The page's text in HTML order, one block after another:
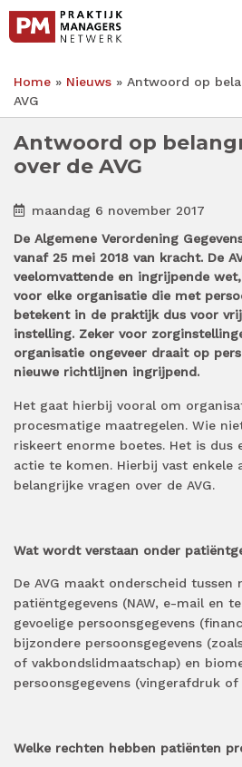
Overslaan
naar
inhoud
gaan
Kruimelpad
Home Nieuws
Antwoord op
AVG
Antwoord op
over de AVG
maandag 6 november 2017
De Algemene Verordening
vanaf 25 mei 2018 van kracht. De
veelomvattende en ingrijpende
voor elke organisatie die met
betekent in de praktijk dus voor
instelling. Zeker voor
organisatie ongeveer draait op
nieuwe richtlijnen ingrijpend.
Het gaat hierbij vooral om
procesmatige maatregelen. Wie
riskeert enorme boetes. Het is dus
actie te komen. Hierbij vast enkele
belangrijke vragen over de AVG.
Wat wordt verstaan onder
De AVG maakt onderscheid tussen
patiëntgegevens (NAW, e-mail en
gevoelige persoonsgegevens
bijzondere persoonsgegevens
of vakbondslidmaatschap) en
persoonsgegevens (vingerafdruk
Welke rechten hebben patiënten